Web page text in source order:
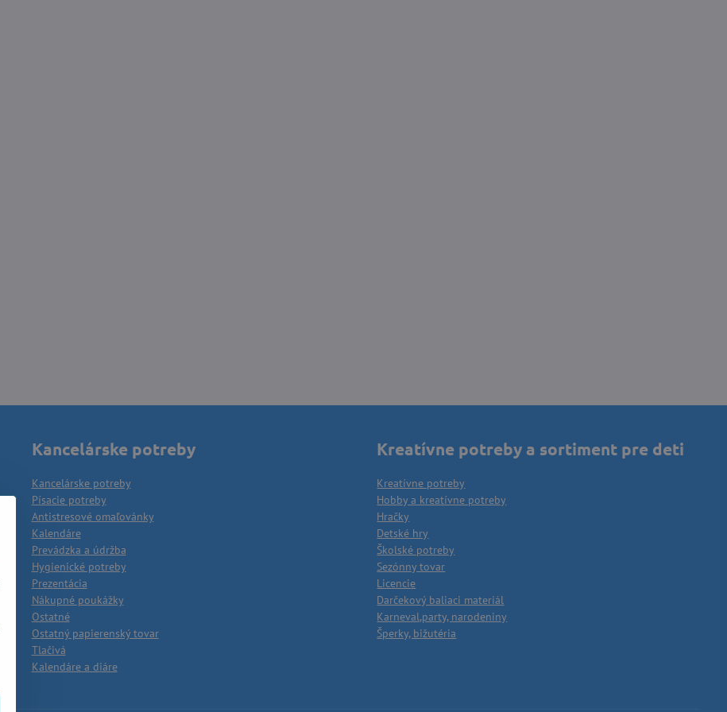
Kancelárske potreby
Kancelárske potreby
Písacie potreby
Antistresové omaľovánky
Kalendáre
Prevádzka a údržba
Hygienické potreby
Prezentácia
Nákupné poukážky
Ostatné
Ostatný papierenský tovar
Tlačivá
Kalendáre a diáre
Kreatívne potreby a sortiment pre deti
Kreatívne potreby
Hobby a kreatívne potreby
Hračky
Detské hry
Školské potreby
Sezónny tovar
Licencie
Darčekový baliaci materiál
Karneval,party, narodeniny
Šperky, bižutéria